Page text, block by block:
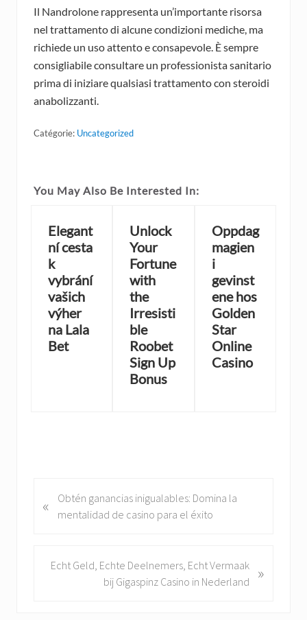
Il Nandrolone rappresenta un’importante risorsa
nel trattamento di alcune condizioni mediche, ma
richiede un uso attento e consapevole. È sempre
consigliabile consultare un professionista sanitario
prima di iniziare qualsiasi trattamento con steroidi
anabolizzanti.
Catégorie: Uncategorized
You May Also Be Interested In:
Elegant
ní cesta
k
vybrání
vašich
výher
na Lala
Bet
Unlock
Your
Fortune
with
the
Irresisti
ble
Roobet
Sign Up
Bonus
Oppdag
magien
i
gevinst
ene hos
Golden
Star
Online
Casino
r
«
Obtén ganancias inigualables: Domina la
mentalidad de casino para el éxito
Echt Geld, Echte Deelnemers, Echt Vermaak
bij Gigaspinz Casino in Nederland
»